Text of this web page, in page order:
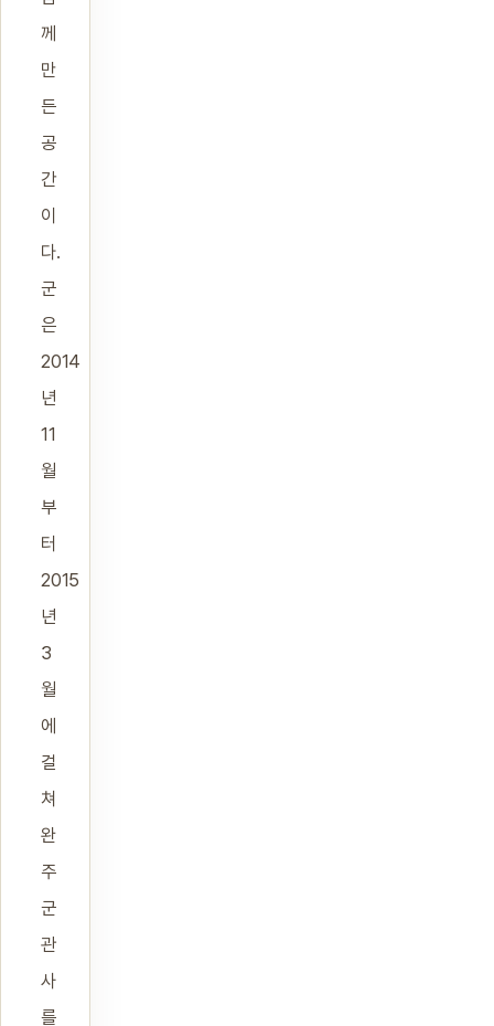
께
만
든
공
간
이
다.
군
은
2014
년
11
월
부
터
2015
년
3
월
에
걸
쳐
완
주
군
관
사
를